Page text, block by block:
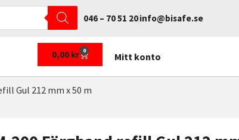
046 – 70 51 20info@bisafe.se
0,00 kr 0
Mitt konto
Gul 212 mm x 50 m